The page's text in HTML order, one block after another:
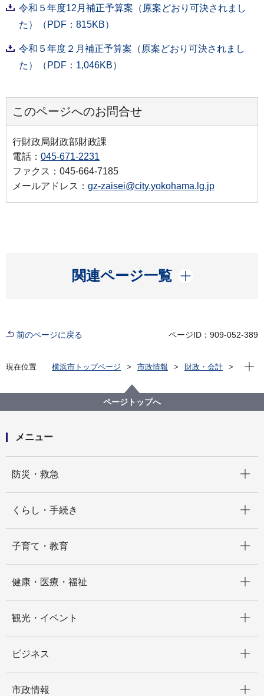
令和５年度12月補正予算案（原案どおり可決されまし
た）（PDF：815KB）
令和５年度２月補正予算案（原案どおり可決されまし
た）（PDF：1,046KB）
このページへのお問合せ
行財政局財政部財政課
電話： 045-671-2231
ファクス：045-664-7185
メールアドレス： gz-zaisei@city.yokohama.lg.jp
関連ページ一覧
開く
前のページに戻る ページID：909-052-389
現在位置 横浜市トップページ 市政情報
財政・会計
令和５年度予算
現在
ページトップへ
メニュー
防災・救急
くらし・手続き
子育て・教育
健康・医療・福祉
観光・イベント
ビジネス
市政情報